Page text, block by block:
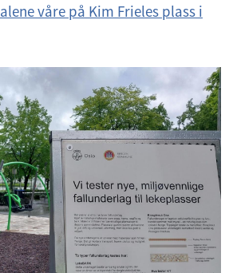
våre på Kim Frieles plass i